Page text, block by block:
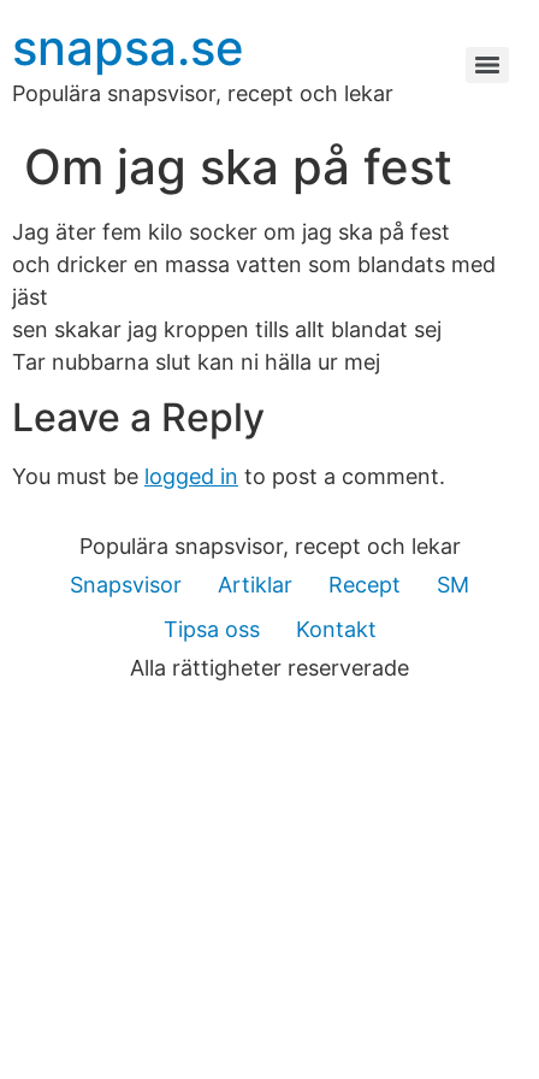
snapsa.se
Populära snapsvisor, recept och lekar
Om jag ska på fest
Jag äter fem kilo socker om jag ska på fest
och dricker en massa vatten som blandats med
jäst
sen skakar jag kroppen tills allt blandat sej
Tar nubbarna slut kan ni hälla ur mej
Leave a Reply
You must be logged in to post a comment.
Populära snapsvisor, recept och lekar
Snapsvisor
Artiklar Recept
SM
Tipsa oss
Kontakt
Alla rättigheter reserverade